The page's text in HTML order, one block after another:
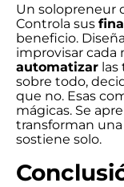
Un solopreneur
Controla sus
beneficio. Diseña
improvisar cada
automatizar las
sobre todo,
que no. Esas
mágicas. Se
transforman
sostiene solo.